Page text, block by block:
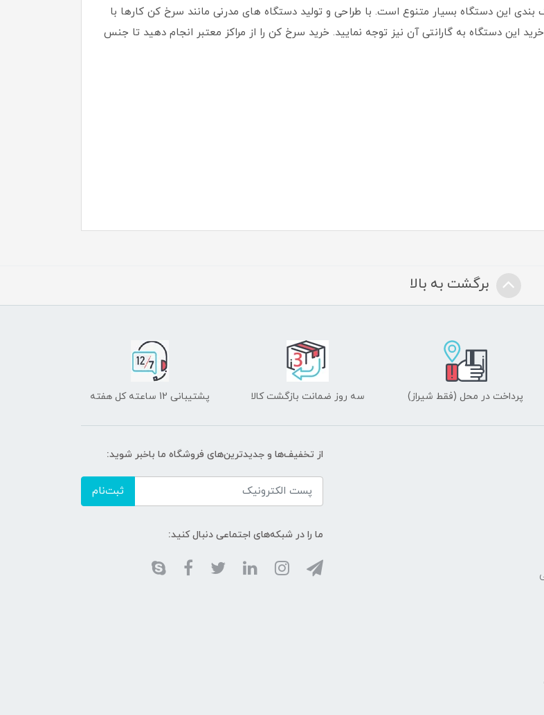
نمایید. رنگ بندی این دستگاه بسیار متنوع است. با طراحی و تولید دستگاه های مدرنی مانند سرخ کن کارها با
این دستگاه به گارانتی آن نیز توجه نمایید. خرید سرخ کن را از مراکز معتبر انجام دهید تا جنس
برگشت به بالا
پرداخت در محل (فقط شیراز) سه روز ضمانت بازگشت کالا پشتیبانی 12 ساعته کل هفته
از تخفیف‌ها و جدیدترین‌های فروشگاه ما باخبر شوید:
ثبت‌نام
ما را در شبکه‌های اجتماعی دنبال کنید: